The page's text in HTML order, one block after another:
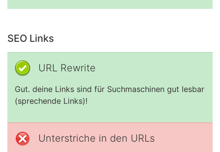
SEO Links
URL Rewrite
Gut. deine Links sind für Suchmaschinen gut lesbar
(sprechende Links)!
Unterstriche in den URLs